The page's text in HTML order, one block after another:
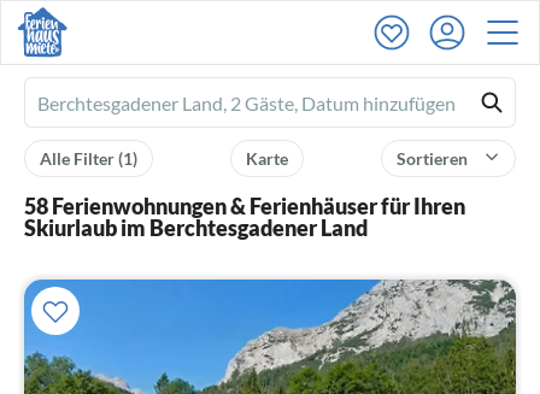
Ferienhausmiete
logo
Sortieren
Karte
Alle Filter(1)
58 Ferienwohnungen & Ferienhäuser für Ihren
Skiurlaub im Berchtesgadener Land